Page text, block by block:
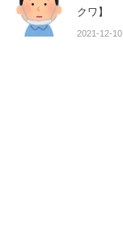
クワ】
2021-12-10